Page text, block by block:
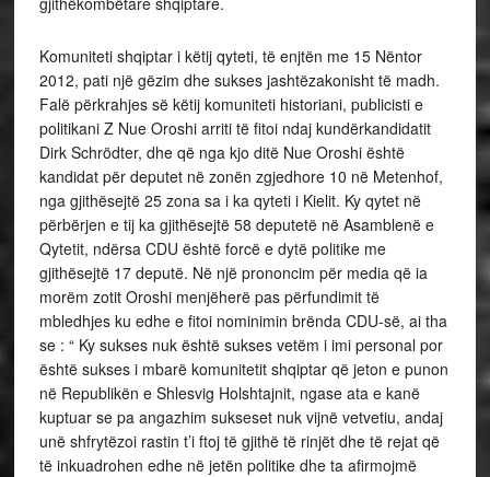
Komuniteti shqiptar i këtij qyteti, të enjtën me 15 Nëntor
2012, pati një gëzim dhe sukses jashtëzakonisht të madh.
Falë përkrahjes së këtij komuniteti historiani, publicisti e
politikani Z Nue Oroshi arriti të fitoi ndaj kundërkandidatit
Dirk Schrödter, dhe që nga kjo ditë Nue Oroshi është
kandidat për deputet në zonën zgjedhore 10 në Metenhof,
nga gjithësejtë 25 zona sa i ka qyteti i Kielit. Ky qytet në
përbërjen e tij ka gjithësejtë 58 deputetë në Asamblenë e
Qytetit, ndërsa CDU është forcë e dytë politike me
gjithësejtë 17 deputë. Në një prononcim për media që ia
morëm zotit Oroshi menjëherë pas përfundimit të
mbledhjes ku edhe e fitoi nominimin brënda CDU-së, ai tha
se : “ Ky sukses nuk është sukses vetëm i imi personal por
është sukses i mbarë komunitetit shqiptar që jeton e punon
në Republikën e Shlesvig Holshtajnit, ngase ata e kanë
kuptuar se pa angazhim sukseset nuk vijnë vetvetiu, andaj
unë shfrytëzoi rastin t’i ftoj të gjithë të rinjët dhe të rejat që
të inkuadrohen edhe në jetën politike dhe ta afirmojmë